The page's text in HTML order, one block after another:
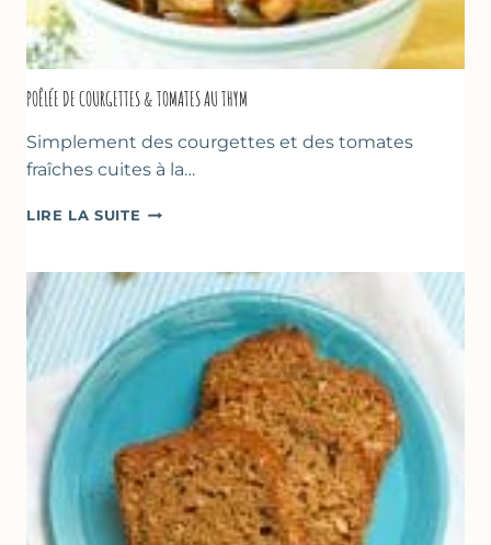
POÊLÉE DE COURGETTES & TOMATES AU THYM
Simplement des courgettes et des tomates
fraîches cuites à la…
LIRE LA SUITE POÊLÉE
&
TOMATES
AU
THYM